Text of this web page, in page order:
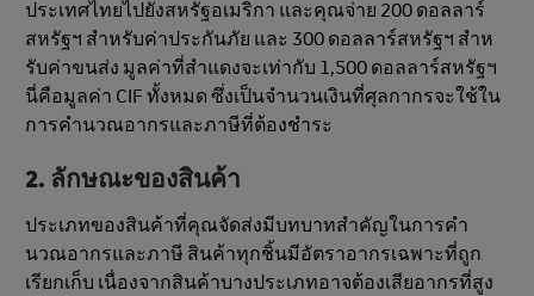
ประเทศไทยไปยังสหรัฐอเมริกา และคุณจ่าย 200 ดอลลาร์
สหรัฐฯ สำหรับค่าประกันภัย และ 300 ดอลลาร์สหรัฐฯ สําห
รับค่าขนส่ง มูลค่าที่สำแดงจะเท่ากับ 1,500 ดอลลาร์สหรัฐฯ
นี่คือมูลค่า CIF ทั้งหมด ซึ่งเป็นจํานวนเงินที่ศุลกากรจะใช้ใน
การคํานวณอากรและภาษีที่ต้องชําระ
2. ลักษณะของสินค้า
ประเภทของสินค้าที่คุณจัดส่งมีบทบาทสําคัญในการคํา
นวณอากรและภาษี สินค้าทุกชิ้นมีอัตราอากรเฉพาะที่ถูก
เรียกเก็บ เนื่องจากสินค้าบางประเภทอาจต้องเสียอากรที่สูง